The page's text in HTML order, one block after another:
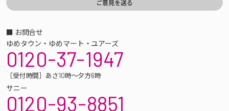
■ お問合せ
ゆめタウン・ゆめマート・ユアーズ
0120-37-1947
［受付時間］あさ10時～夕方6時
サニー
0120-93-8851